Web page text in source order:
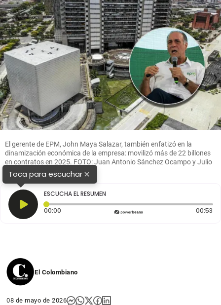
El gerente de EPM, John Maya Salazar, también enfatizó en la
dinamización económica de la empresa: movilizó más de 22 billones
en contratos en 2025. FOTO: Juan Antonio Sánchez Ocampo y Julio
César Herrera Echeverri
Toca para escuchar×
ESCUCHA EL RESUMEN
00:00 Tiempo transcurrido: 0 segundos 00:53
El Colombiano
08 de mayo de 2026